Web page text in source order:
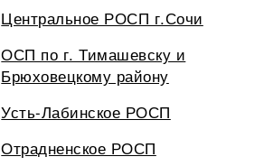
Центральное РОСП г.Сочи
ОСП по г. Тимашевску и
Брюховецкому району
Усть-Лабинское РОСП
Отрадненское РОСП